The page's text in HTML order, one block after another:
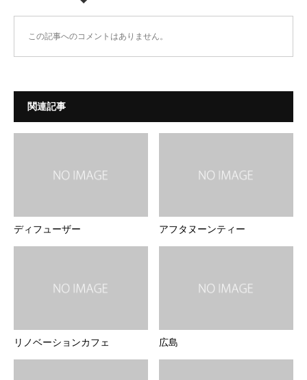
この記事へのコメントはありません。
関連記事
ディフューザー アフタヌーンティー
リノベーションカフェ 広島